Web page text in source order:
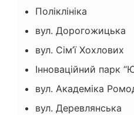
Поліклініка
вул. Дорогожицька
вул. Сім’ї Хохлових
Інноваційний парк
вул. Академіка
вул. Деревлянська